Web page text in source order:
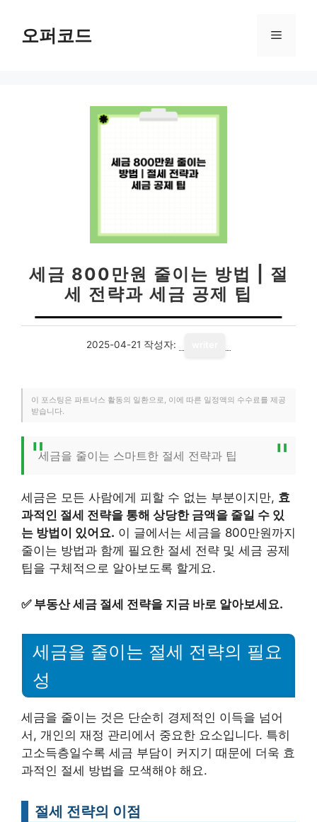
오퍼코드 메
세금 800만원 줄이는 방법 | 절
세 전략과 세금 공제 팁
2025-04-21 작성자:
이 포스팅은 파트너스 활동의 일환으로, 이에 따른 일정액의 수수료를 제공
받습니다.
세금을 줄이는 스마트한 절세 전략과 팁
세금은 모든 사람에게 피할 수 없는 부분이지만, 효
과적인 절세 전략을 통해 상당한 금액을 줄일 수 있
는 방법이 있어요. 이 글에서는 세금을 800만원까지
줄이는 방법과 함께 필요한 절세 전략 및 세금 공제
팁을 구체적으로 알아보도록 할게요.
✅ 부동산 세금 절세 전략을 지금 바로 알아보세요.
세금을 줄이는 절세 전략의 필요
성
세금을 줄이는 것은 단순히 경제적인 이득을 넘어
서, 개인의 재정 관리에서 중요한 요소입니다. 특히
고소득층일수록 세금 부담이 커지기 때문에 더욱 효
과적인 절세 방법을 모색해야 해요.
절세 전략의 이점